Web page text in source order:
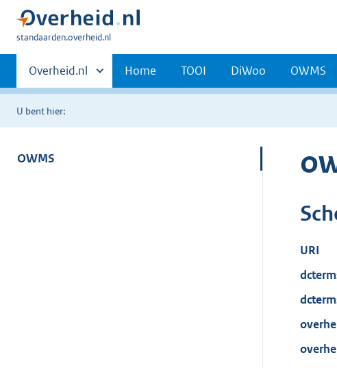
U
hier:
standaarden.overheid.nl
Primaire
navigatie
Andere
sites
binnen
Overheid.nl Home TOOI DiWoo OWMS
U bent hier:
OWMS
URI